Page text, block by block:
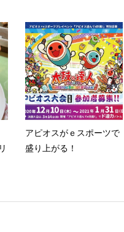
アピオスがｅスポーツで
盛り上がる！